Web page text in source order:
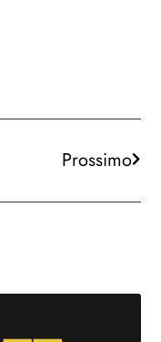
Prossimo